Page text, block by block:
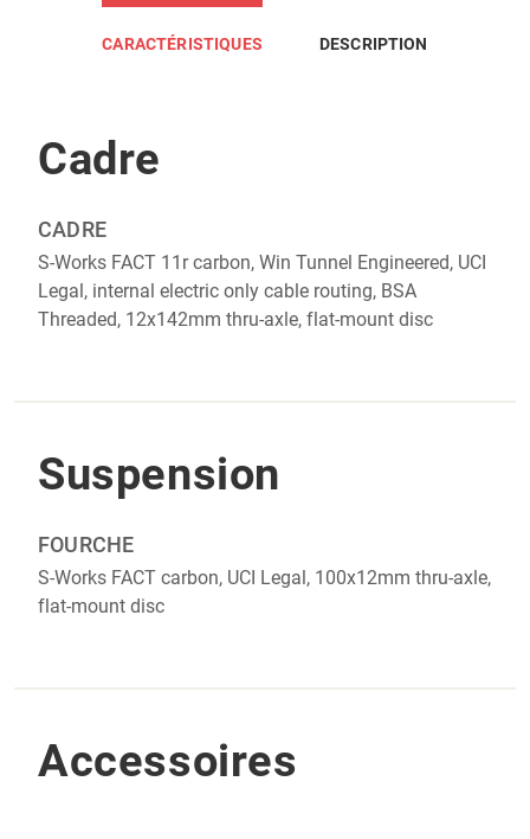
CARACTÉRISTIQUES DESCRIPTION
Cadre
CADRE‎‎
S-Works FACT 11r carbon, Win Tunnel Engineered, UCI
Legal, internal electric only cable routing, BSA
Threaded, 12x142mm thru-axle, flat-mount disc
Suspension
FOURCHE
S-Works FACT carbon, UCI Legal, 100x12mm thru-axle,
flat-mount disc
Accessoires